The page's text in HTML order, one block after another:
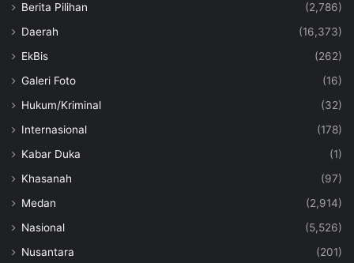
Berita Pilihan
(2,786)
Daerah
(16,373)
EkBis
(262)
Galeri Foto
(16)
Hukum/Kriminal
(32)
Internasional
(178)
Kabar Duka
(1)
Khasanah
(97)
Medan
(2,914)
Nasional
(5,526)
Nusantara
(201)